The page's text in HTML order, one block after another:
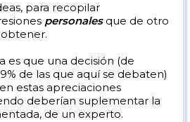
para recopilar
personalesque de otro
es que una decisión (de
de las que aquí se debaten)
estas apreciaciones
deberían suplementar la
de un experto.